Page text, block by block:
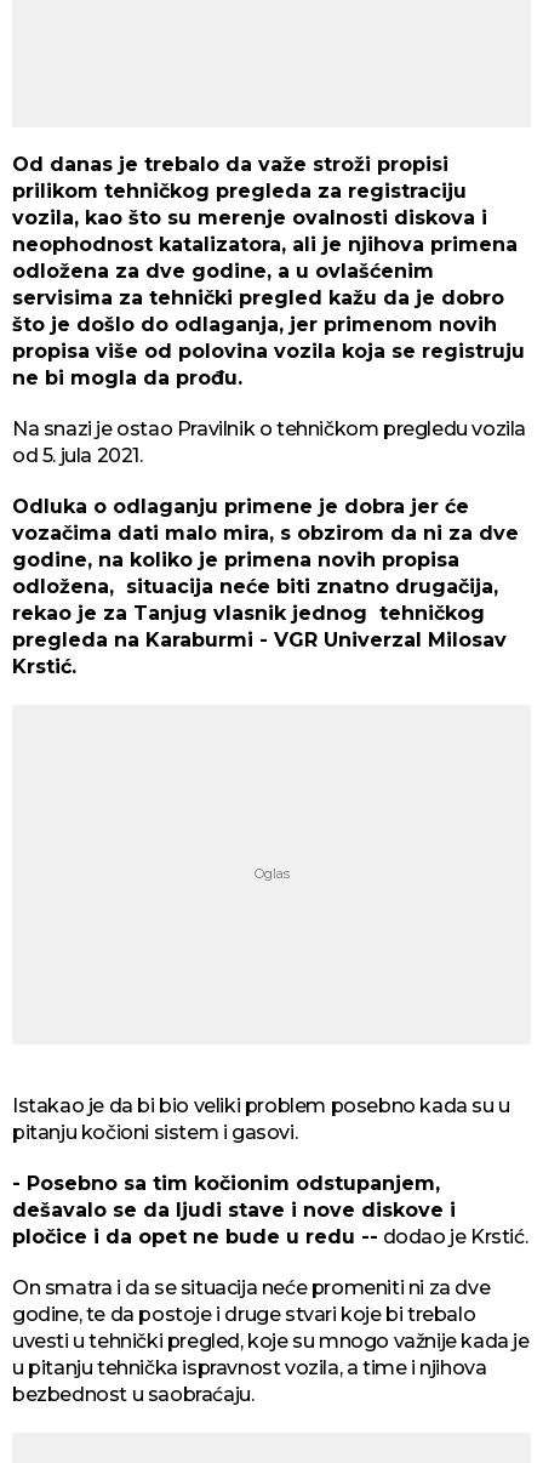
Od danas je trebalo da važe stroži propisi
prilikom tehničkog pregleda za registraciju
vozila, kao što su merenje ovalnosti diskova i
neophodnost katalizatora, ali je njihova primena
odložena za dve godine, a u ovlašćenim
servisima za tehnički pregled kažu da je dobro
što je došlo do odlaganja, jer primenom novih
propisa više od polovina vozila koja se registruju
ne bi mogla da prođu.
Na snazi je ostao Pravilnik o tehničkom pregledu vozila
od 5. jula 2021.
Odluka o odlaganju primene je dobra jer će
vozačima dati malo mira, s obzirom da ni za dve
godine, na koliko je primena novih propisa
odložena, situacija neće biti znatno drugačija,
rekao je za Tanjug vlasnik jednog tehničkog
pregleda na Karaburmi - VGR Univerzal Milosav
Krstić.
Istakao je da bi bio veliki problem posebno kada su u
pitanju kočioni sistem i gasovi.
- Posebno sa tim kočionim odstupanjem,
dešavalo se da ljudi stave i nove diskove i
pločice i da opet ne bude u redu -- dodao je Krstić.
On smatra i da se situacija neće promeniti ni za dve
godine, te da postoje i druge stvari koje bi trebalo
uvesti u tehnički pregled, koje su mnogo važnije kada je
u pitanju tehnička ispravnost vozila, a time i njihova
bezbednost u saobraćaju.